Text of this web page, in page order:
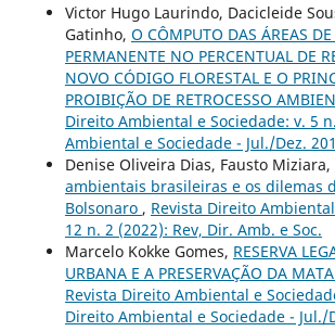
Victor Hugo Laurindo, Dacicleide
Gatinho, O CÔMPUTO DAS ÁREAS DE
PERMANENTE NO PERCENTUAL DE
NOVO CÓDIGO FLORESTAL E O
PROIBIÇÃO DE RETROCESSO
Direito Ambiental e Sociedade: v. 5
Ambiental e Sociedade - Jul./Dez.
Denise Oliveira Dias, Fausto Miziara,
ambientais brasileiras e os dilemas
Bolsonaro , Revista Direito
12 n. 2 (2022): Rev, Dir. Amb. e Soc.
Marcelo Kokke Gomes, RESERVA
URBANA E A PRESERVAÇÃO DA
Revista Direito Ambiental e
Direito Ambiental e Sociedade - Jul./